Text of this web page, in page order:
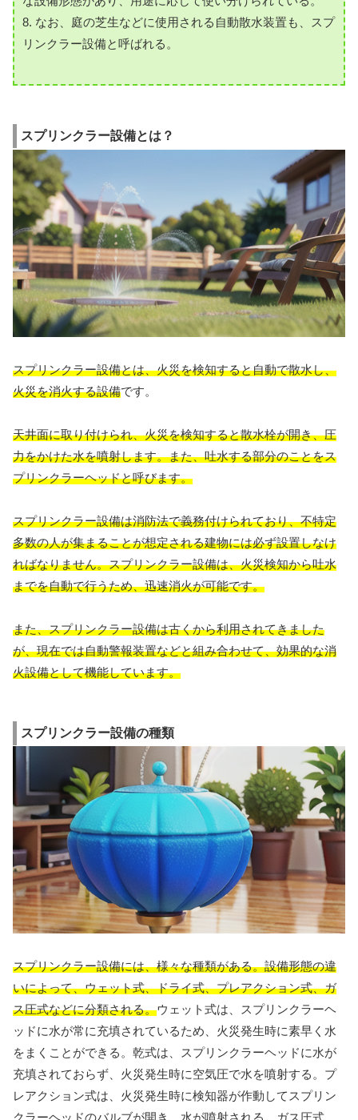
8. なお、庭の芝生などに使用される自動散水装置も、スプ
リンクラー設備と呼ばれる。
スプリンクラー設備とは？
スプリンクラー設備とは、火災を検知すると自動で散水し、
火災を消火する設備です。
天井面に取り付けられ、火災を検知すると散水栓が開き、圧
力をかけた水を噴射します。また、吐水する部分のことをス
プリンクラーヘッドと呼びます。
スプリンクラー設備は消防法で義務付けられており、不特定
多数の人が集まることが想定される建物には必ず設置しなけ
ればなりません。スプリンクラー設備は、火災検知から吐水
までを自動で行うため、迅速消火が可能です。
また、スプリンクラー設備は古くから利用されてきました
が、現在では自動警報装置などと組み合わせて、効果的な消
火設備として機能しています。
スプリンクラー設備の種類
スプリンクラー設備には、様々な種類がある。設備形態の違
いによって、ウェット式、ドライ式、プレアクション式、ガ
ス圧式などに分類される。ウェット式は、スプリンクラーヘ
ッドに水が常に充填されているため、火災発生時に素早く水
をまくことができる。乾式は、スプリンクラーヘッドに水が
充填されておらず、火災発生時に空気圧で水を噴射する。プ
レアクション式は、火災発生時に検知器が作動してスプリン